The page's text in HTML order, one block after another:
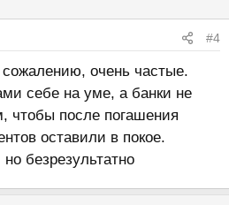
#4
очень частые.
себе на уме, а банки не
чтобы после погашения
оставили в покое.
безрезультатно